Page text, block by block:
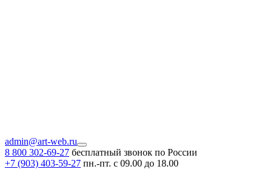
admin@art-web.ru
8 800 302-69-27 бесплатный звонок по России
+7 (903) 403-59-27 пн.-пт. с 09.00 до 18.00